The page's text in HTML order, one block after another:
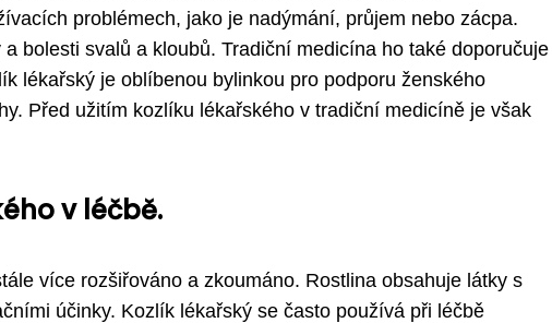
problémech, jako je nadýmání, průjem nebo zácpa.
bolesti svalů a kloubů. Tradiční medicína ho také doporučuje
lékařský je oblíbenou bylinkou pro podporu ženského
Před užitím kozlíku lékařského v tradiční medicíně je však
v léčbě.
více rozšiřováno a zkoumáno. Rostlina obsahuje látky s
účinky. Kozlík lékařský se často používá při léčbě